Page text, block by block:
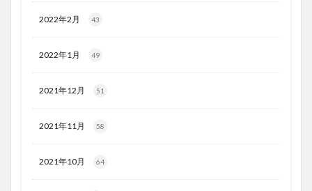
2022年2月 43
2022年1月 49
2021年12月 51
2021年11月 58
2021年10月 64